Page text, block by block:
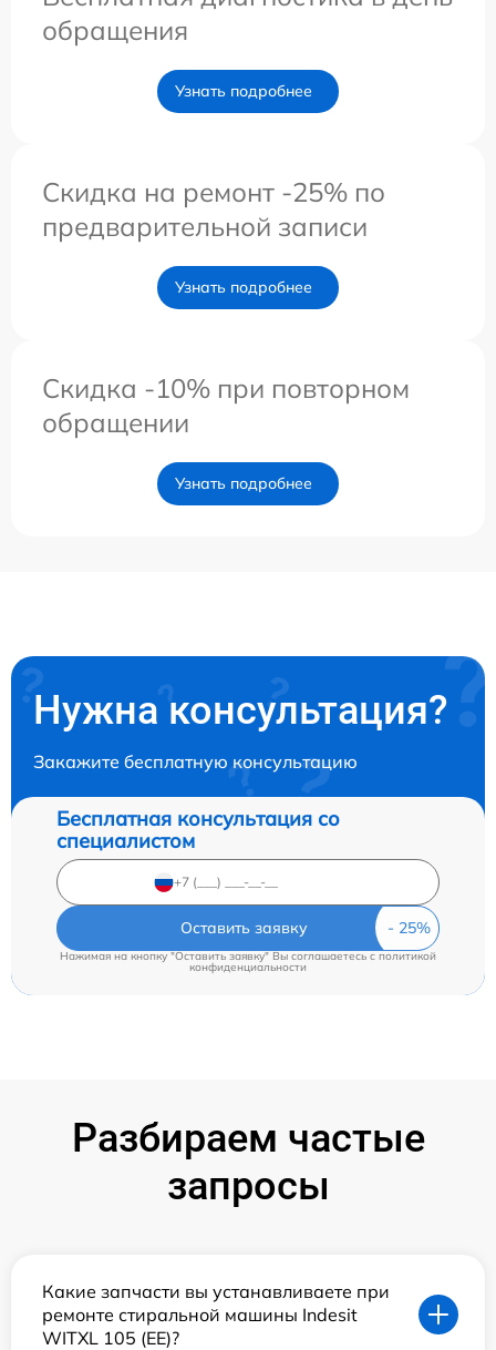
обращения
Узнать подробнее
Скидка на ремонт -25% по
предварительной записи
Узнать подробнее
Скидка -10% при повторном
обращении
Узнать подробнее
Нужна консультация?
Закажите бесплатную консультацию
Бесплатная консультация со
специалистом
Оставить заявку
Нажимая на кнопку "Оставить заявку" Вы соглашаетесь cполитикой
конфиденциальности
Разбираем частые
запросы
Какие запчасти вы устанавливаете при
ремонте стиральной машины Indesit
WITXL 105 (EE)?